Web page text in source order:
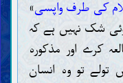
کی طرف واپسی»
شک نہیں ہے کہ
کرے اور مذکورہ
تو وہ انسان